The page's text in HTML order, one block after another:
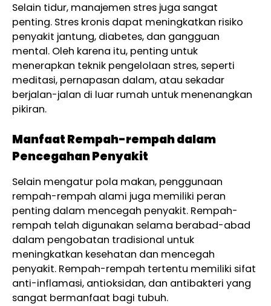
Selain tidur, manajemen stres juga sangat
penting. Stres kronis dapat meningkatkan risiko
penyakit jantung, diabetes, dan gangguan
mental. Oleh karena itu, penting untuk
menerapkan teknik pengelolaan stres, seperti
meditasi, pernapasan dalam, atau sekadar
berjalan-jalan di luar rumah untuk menenangkan
pikiran.
Manfaat Rempah-rempah dalam
Pencegahan Penyakit
Selain mengatur pola makan, penggunaan
rempah-rempah alami juga memiliki peran
penting dalam mencegah penyakit. Rempah-
rempah telah digunakan selama berabad-abad
dalam pengobatan tradisional untuk
meningkatkan kesehatan dan mencegah
penyakit. Rempah-rempah tertentu memiliki sifat
anti-inflamasi, antioksidan, dan antibakteri yang
sangat bermanfaat bagi tubuh.